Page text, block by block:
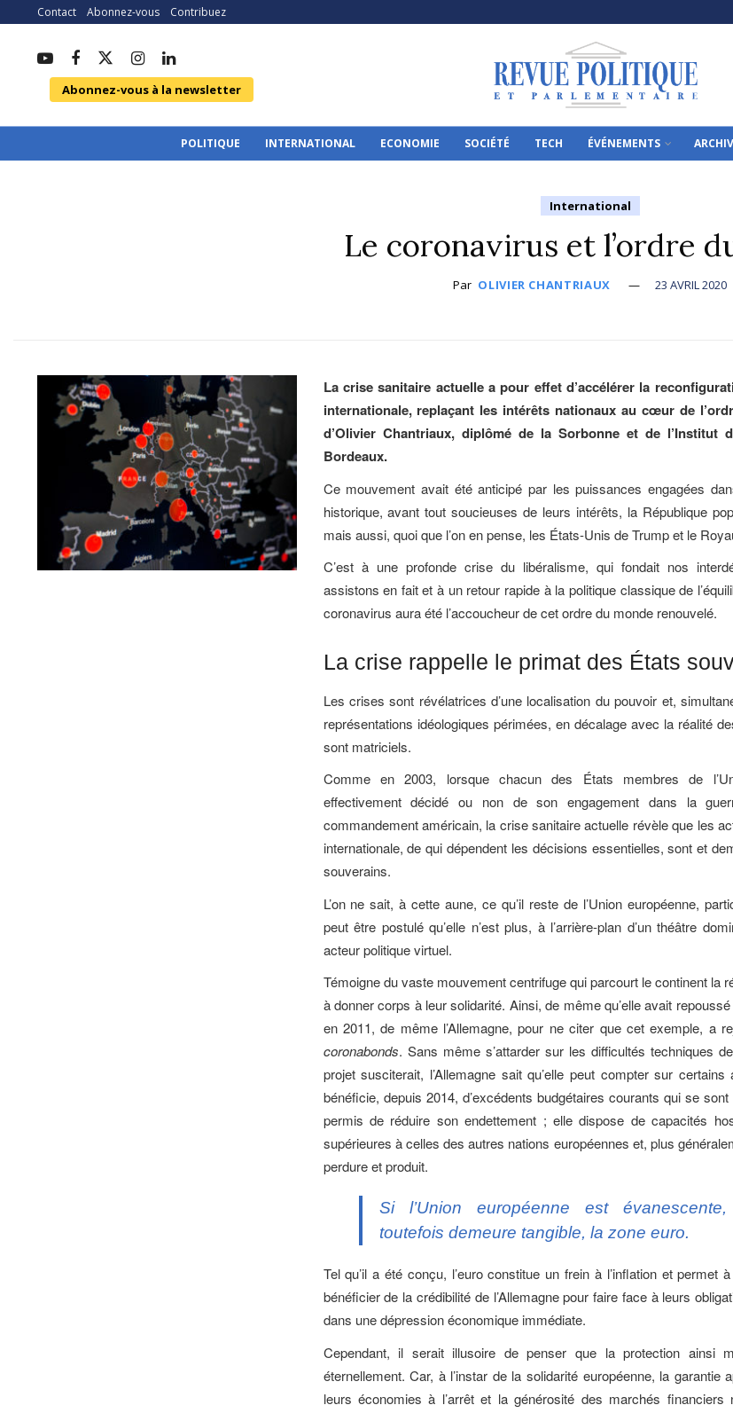
Contact Abonnez-vous Contribuez
Abonnez-vous à la newsletter
POLITIQUE INTERNATIONAL ECONOMIE SOCIÉTÉ TECH ÉVÉNEMENTS
International
Le coronavirus et l’ordre
Par OLIVIER CHANTRIAUX 23 AVRIL 2020
La crise sanitaire actuelle a pour effet d’accélérer la
internationale, replaçant les intérêts nationaux au cœur de
d’Olivier Chantriaux, diplômé de la Sorbonne et de l’Institut
Bordeaux.
Ce mouvement avait été anticipé par les puissances engagées
historique, avant tout soucieuses de leurs intérêts, la République
mais aussi, quoi que l’on en pense, les États-Unis de Trump et le
C’est à une profonde crise du libéralisme, qui fondait nos
assistons en fait et à un retour rapide à la politique classique de
coronavirus aura été l’accoucheur de cet ordre du monde renouvelé.
La crise rappelle le primat des États
Les crises sont révélatrices d’une localisation du pouvoir et,
représentations idéologiques périmées, en décalage avec la réalité
sont matriciels.
Comme en 2003, lorsque chacun des États membres de
effectivement décidé ou non de son engagement dans la
commandement américain, la crise sanitaire actuelle révèle que les
internationale, de qui dépendent les décisions essentielles, sont et
souverains.
L’on ne sait, à cette aune, ce qu’il reste de l’Union européenne,
peut être postulé qu’elle n’est plus, à l’arrière-plan d’un théâtre
acteur politique virtuel.
Témoigne du vaste mouvement centrifuge qui parcourt le continent la
à donner corps à leur solidarité. Ainsi, de même qu’elle avait repoussé
en 2011, de même l’Allemagne, pour ne citer que cet exemple, a
coronabonds. Sans même s’attarder sur les difficultés techniques
projet susciterait, l’Allemagne sait qu’elle peut compter sur
bénéficie, depuis 2014, d’excédents budgétaires courants qui se
permis de réduire son endettement ; elle dispose de capacités
supérieures à celles des autres nations européennes et, plus
perdure et produit.
Si l’Union européenne est
toutefois demeure tangible, la zone euro.
Tel qu’il a été conçu, l’euro constitue un frein à l’inflation et permet
bénéficier de la crédibilité de l’Allemagne pour faire face à leurs
dans une dépression économique immédiate.
Cependant, il serait illusoire de penser que la protection ainsi
éternellement. Car, à l’instar de la solidarité européenne, la garantie
leurs économies à l’arrêt et la générosité des marchés financiers